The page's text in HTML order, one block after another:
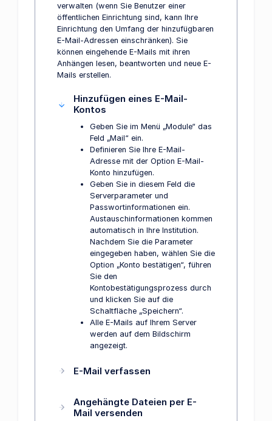
verwalten (wenn Sie Benutzer einer
öffentlichen Einrichtung sind, kann Ihre
Einrichtung den Umfang der hinzufügbaren
E-Mail-Adressen einschränken). Sie
können eingehende E-Mails mit ihren
Anhängen lesen, beantworten und neue E-
Mails erstellen.
Hinzufügen eines E-Mail-
Kontos
Geben Sie im Menü „Module“ das
Feld „Mail“ ein.
Definieren Sie Ihre E-Mail-
Adresse mit der Option E-Mail-
Konto hinzufügen.
Geben Sie in diesem Feld die
Serverparameter und
Passwortinformationen ein.
Austauschinformationen kommen
automatisch in Ihre Institution.
Nachdem Sie die Parameter
eingegeben haben, wählen Sie die
Option „Konto bestätigen“, führen
Sie den
Kontobestätigungsprozess durch
und klicken Sie auf die
Schaltfläche „Speichern“.
Alle E-Mails auf Ihrem Server
werden auf dem Bildschirm
angezeigt.
E-Mail verfassen
Angehängte Dateien per E-
Mail versenden